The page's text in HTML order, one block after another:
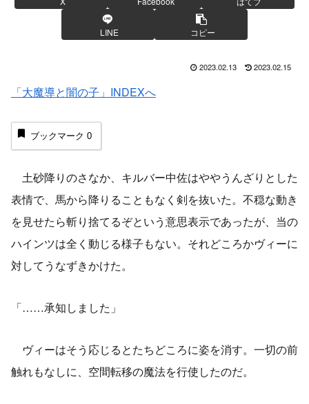
LINE コピー
2023.02.13 2023.02.15
「大魔導と闇の子」INDEXへ
ブックマーク 0
土砂降りのさなか、キルバー中佐はややうんざりとした
表情で、馬から降りることもなく剣を抜いた。不穏な動き
を見せたら斬り捨てるぞという意思表示であったが、当の
ハインツは全く動じる様子もない。それどころかヴィーに
対してうなずきかけた。
「……承知しました」
ヴィーはそう応じるとたちどころに姿を消す。一切の前
触れもなしに、空間転移の魔法を行使したのだ。